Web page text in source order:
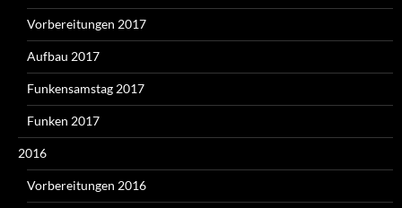
Vorbereitungen 2017
Aufbau 2017
Funkensamstag 2017
Funken 2017
2016
Vorbereitungen 2016